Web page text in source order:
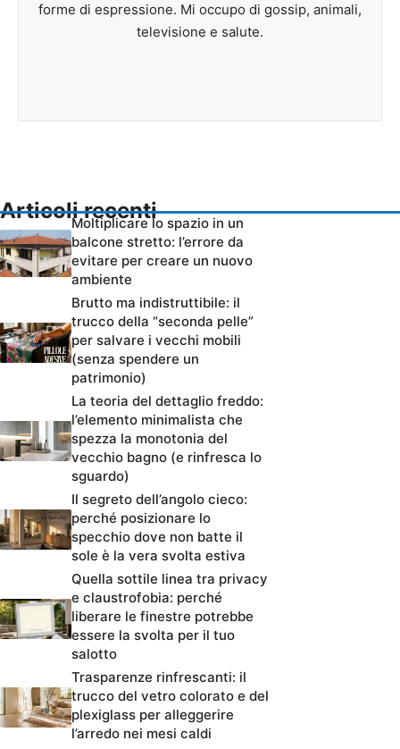
forme di espressione. Mi occupo di gossip, animali,
televisione e salute.
Articoli recenti
Moltiplicare lo spazio in un
balcone stretto: l’errore da
evitare per creare un nuovo
ambiente
Brutto ma indistruttibile: il
trucco della “seconda pelle”
per salvare i vecchi mobili
(senza spendere un
patrimonio)
La teoria del dettaglio freddo:
l’elemento minimalista che
spezza la monotonia del
vecchio bagno (e rinfresca lo
sguardo)
Il segreto dell’angolo cieco:
perché posizionare lo
specchio dove non batte il
sole è la vera svolta estiva
Quella sottile linea tra privacy
e claustrofobia: perché
liberare le finestre potrebbe
essere la svolta per il tuo
salotto
Trasparenze rinfrescanti: il
trucco del vetro colorato e del
plexiglass per alleggerire
l’arredo nei mesi caldi